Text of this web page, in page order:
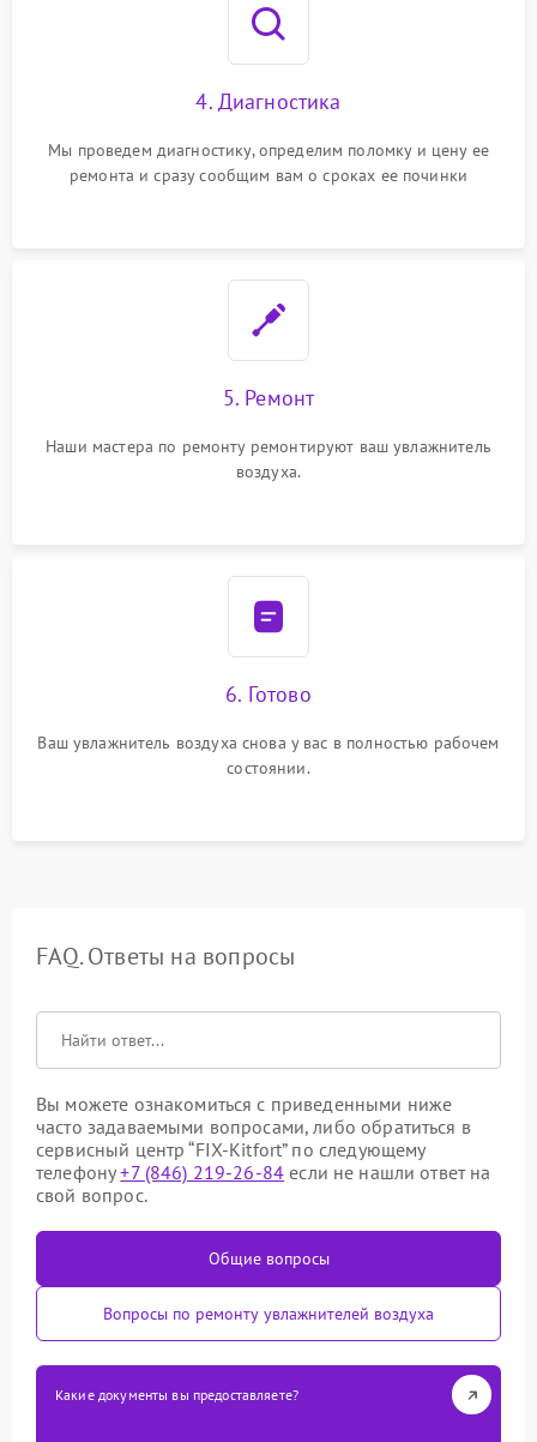
4. Диагностика
Мы проведем диагностику, определим поломку и цену ее
ремонта и сразу сообщим вам о сроках ее починки
5. Ремонт
Наши мастера по ремонту ремонтируют ваш увлажнитель
воздуха.
6. Готово
Ваш увлажнитель воздуха снова у вас в полностью рабочем
состоянии.
FAQ. Ответы на вопросы
Вы можете ознакомиться с приведенными ниже
часто задаваемыми вопросами, либо обратиться в
сервисный центр “FIX-Kitfort” по следующему
телефону+7 (846) 219-26-84 если не нашли ответ на
свой вопрос.
Общие вопросы
Вопросы по ремонту увлажнителей воздуха
Какие документы вы предоставляете?